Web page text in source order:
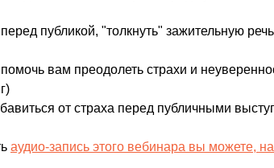
публикой, "толкнуть" зажительную
вам преодолеть страхи и
от страха перед публичными
аудио-запись этого вебинара вы можете,